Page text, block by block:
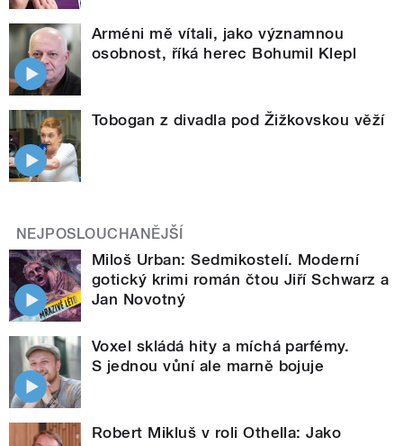
Arméni mě vítali, jako významnou
osobnost, říká herec Bohumil Klepl
Tobogan z divadla pod Žižkovskou věží
NEJPOSLOUCHANĚJŠÍ
Miloš Urban: Sedmikostelí. Moderní
gotický krimi román čtou Jiří Schwarz a
Jan Novotný
Voxel skládá hity a míchá parfémy.
S jednou vůní ale marně bojuje
Robert Mikluš v roli Othella: Jako